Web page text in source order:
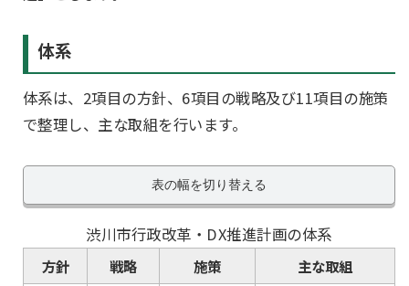
体系
体系は、2項目の方針、6項目の戦略及び11項目の施策
で整理し、主な取組を行います。
表の幅を切り替える
渋川市行政改革・DX推進計画の体系
方針 戦略 施策 主な取組